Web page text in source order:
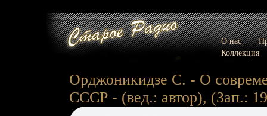
О нас
Коллекция
Орджоникидзе С. - О
СССР - (вед.: автор), (Зап.: